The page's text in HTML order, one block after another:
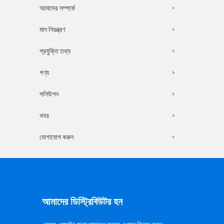
আমাদের সম্পর্কে
মান নিয়ন্ত্রণ
প্রযুক্তি তথ্য
পণ্য
সলিউশন
খবর
যোগাযোগ করুন
আমাদের ডিস্ট্রিবিউটর হন